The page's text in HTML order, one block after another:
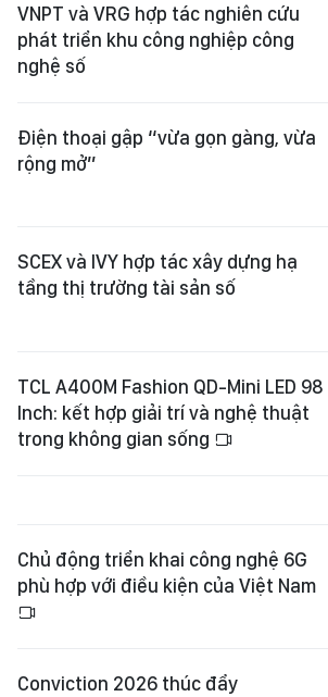
VNPT và VRG hợp tác nghiên cứu
phát triển khu công nghiệp công
nghệ số
Điện thoại gập “vừa gọn gàng, vừa
rộng mở”
SCEX và IVY hợp tác xây dựng hạ
tầng thị trường tài sản số
TCL A400M Fashion QD-Mini LED 98
Inch: kết hợp giải trí và nghệ thuật
trong không gian sống
Chủ động triển khai công nghệ 6G
phù hợp với điều kiện của Việt Nam
Conviction 2026 thúc đẩy